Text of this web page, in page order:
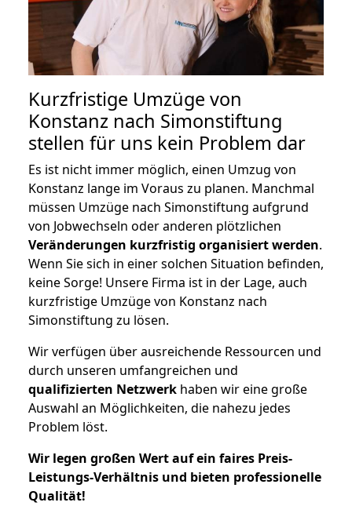
Kurzfristige Umzüge von
Konstanz nach Simonstiftung
stellen für uns kein Problem dar
Es ist nicht immer möglich, einen Umzug von
Konstanz lange im Voraus zu planen. Manchmal
müssen Umzüge nach Simonstiftung aufgrund
von Jobwechseln oder anderen plötzlichen
Veränderungen kurzfristig organisiert werden.
Wenn Sie sich in einer solchen Situation befinden,
keine Sorge! Unsere Firma ist in der Lage, auch
kurzfristige Umzüge von Konstanz nach
Simonstiftung zu lösen.
Wir verfügen über ausreichende Ressourcen und
durch unseren umfangreichen und
qualifizierten Netzwerk haben wir eine große
Auswahl an Möglichkeiten, die nahezu jedes
Problem löst.
Wir legen großen Wert auf ein faires Preis-
Leistungs-Verhältnis und bieten professionelle
Qualität!